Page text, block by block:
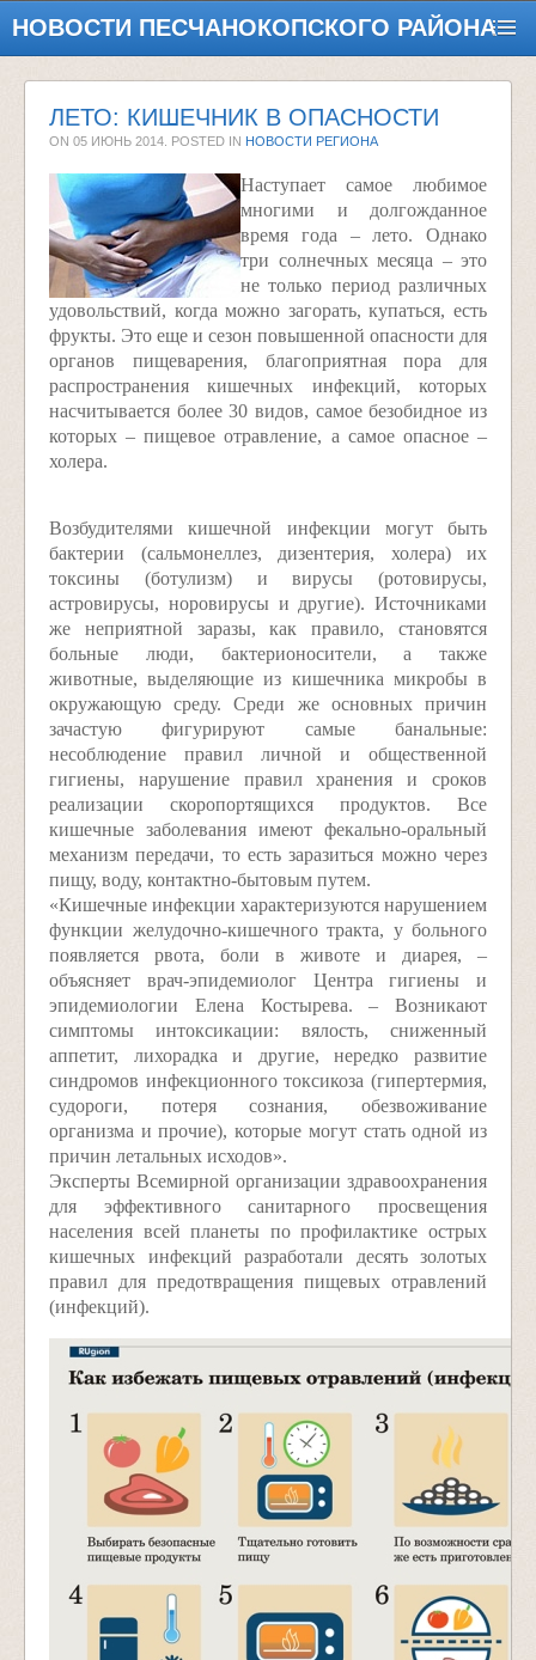
НОВОСТИ ПЕСЧАНОКОПСКОГО РАЙОНА
ЛЕТО: КИШЕЧНИК В ОПАСНОСТИ
ON 05 ИЮНЬ 2014 . POSTED IN НОВОСТИ РЕГИОНА
Наступает самое любимое
многими и долгожданное
время года – лето. Однако
три солнечных месяца – это
не только период различных
удовольствий, когда можно загорать, купаться, есть
фрукты. Это еще и сезон повышенной опасности для
органов пищеварения, благоприятная пора для
распространения кишечных инфекций, которых
насчитывается более 30 видов, самое безобидное из
которых – пищевое отравление, а самое опасное –
холера.
Возбудителями кишечной инфекции могут быть
бактерии (сальмонеллез, дизентерия, холера) их
токсины (ботулизм) и вирусы (ротовирусы,
астровирусы, норовирусы и другие). Источниками
же неприятной заразы, как правило, становятся
больные люди, бактерионосители, а также
животные, выделяющие из кишечника микробы в
окружающую среду. Среди же основных причин
зачастую фигурируют самые банальные:
несоблюдение правил личной и общественной
гигиены, нарушение правил хранения и сроков
реализации скоропортящихся продуктов. Все
кишечные заболевания имеют фекально-оральный
механизм передачи, то есть заразиться можно через
пищу, воду, контактно-бытовым путем.
«Кишечные инфекции характеризуются нарушением
функции желудочно-кишечного тракта, у больного
появляется рвота, боли в животе и диарея, –
объясняет врач-эпидемиолог Центра гигиены и
эпидемиологии Елена Костырева. – Возникают
симптомы интоксикации: вялость, сниженный
аппетит, лихорадка и другие, нередко развитие
синдромов инфекционного токсикоза (гипертермия,
судороги, потеря сознания, обезвоживание
организма и прочие), которые могут стать одной из
причин летальных исходов».
Эксперты Всемирной организации здравоохранения
для эффективного санитарного просвещения
населения всей планеты по профилактике острых
кишечных инфекций разработали десять золотых
правил для предотвращения пищевых отравлений
(инфекций).